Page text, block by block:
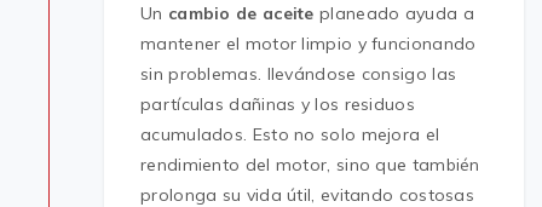
Un cambio de aceite planeado ayuda a
mantener el motor limpio y funcionando
sin problemas. llevándose consigo las
partículas dañinas y los residuos
acumulados. Esto no solo mejora el
rendimiento del motor, sino que también
prolonga su vida útil, evitando costosas